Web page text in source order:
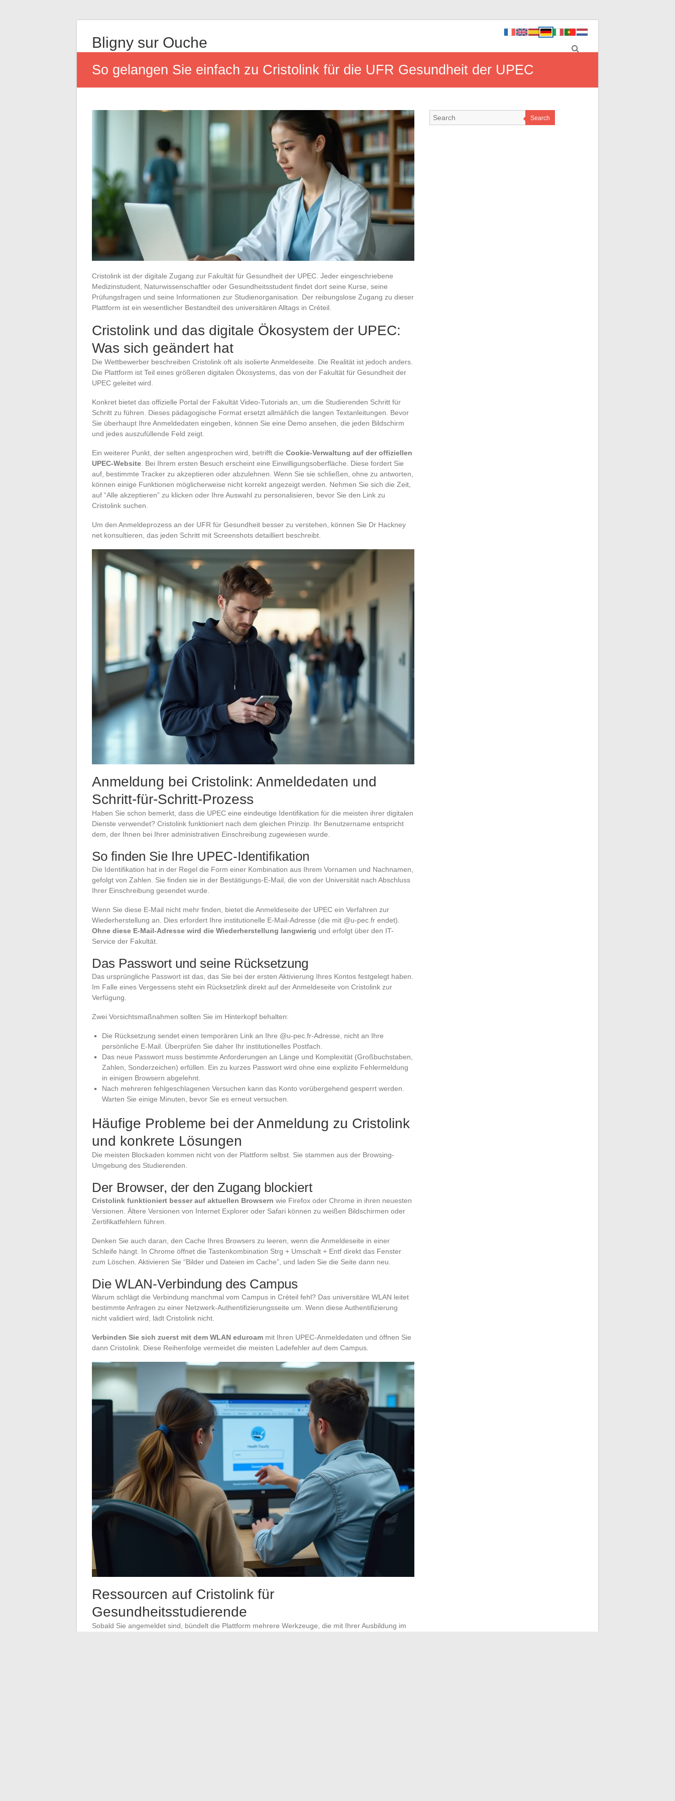
Bligny sur Ouche
So gelangen Sie einfach zu Cristolink für die UFR Gesundheit der UPEC
Cristolink ist der digitale Zugang zur Fakultät für Gesundheit der UPEC. Jeder eingeschriebene
Medizinstudent, Naturwissenschaftler oder Gesundheitsstudent findet dort seine Kurse, seine
Prüfungsfragen und seine Informationen zur Studienorganisation. Der reibungslose Zugang zu dieser
Plattform ist ein wesentlicher Bestandteil des universitären Alltags in Créteil.
Cristolink und das digitale Ökosystem der UPEC:
Was sich geändert hat
Die Wettbewerber beschreiben Cristolink oft als isolierte Anmeldeseite. Die Realität ist jedoch anders.
Die Plattform ist Teil eines größeren digitalen Ökosystems, das von der Fakultät für Gesundheit der
UPEC geleitet wird.
Konkret bietet das offizielle Portal der Fakultät Video-Tutorials an, um die Studierenden Schritt für
Schritt zu führen. Dieses pädagogische Format ersetzt allmählich die langen Textanleitungen. Bevor
Sie überhaupt Ihre Anmeldedaten eingeben, können Sie eine Demo ansehen, die jeden Bildschirm
und jedes auszufüllende Feld zeigt.
Ein weiterer Punkt, der selten angesprochen wird, betrifft die Cookie-Verwaltung auf der offiziellen
UPEC-Website . Bei Ihrem ersten Besuch erscheint eine Einwilligungsoberfläche. Diese fordert Sie
auf, bestimmte Tracker zu akzeptieren oder abzulehnen. Wenn Sie sie schließen, ohne zu antworten,
können einige Funktionen möglicherweise nicht korrekt angezeigt werden. Nehmen Sie sich die Zeit,
auf “Alle akzeptieren” zu klicken oder Ihre Auswahl zu personalisieren, bevor Sie den Link zu
Cristolink suchen.
Um den Anmeldeprozess an der UFR für Gesundheit besser zu verstehen, können Sie Dr Hackney
net konsultieren, das jeden Schritt mit Screenshots detailliert beschreibt.
Anmeldung bei Cristolink: Anmeldedaten und
Schritt-für-Schritt-Prozess
Haben Sie schon bemerkt, dass die UPEC eine eindeutige Identifikation für die meisten ihrer digitalen
Dienste verwendet? Cristolink funktioniert nach dem gleichen Prinzip. Ihr Benutzername entspricht
dem, der Ihnen bei Ihrer administrativen Einschreibung zugewiesen wurde.
So finden Sie Ihre UPEC-Identifikation
Die Identifikation hat in der Regel die Form einer Kombination aus Ihrem Vornamen und Nachnamen,
gefolgt von Zahlen. Sie finden sie in der Bestätigungs-E-Mail, die von der Universität nach Abschluss
Ihrer Einschreibung gesendet wurde.
Wenn Sie diese E-Mail nicht mehr finden, bietet die Anmeldeseite der UPEC ein Verfahren zur
Wiederherstellung an. Dies erfordert Ihre institutionelle E-Mail-Adresse (die mit @u-pec.fr endet).
Ohne diese E-Mail-Adresse wird die Wiederherstellung langwierig und erfolgt über den IT-
Service der Fakultät.
Das Passwort und seine Rücksetzung
Das ursprüngliche Passwort ist das, das Sie bei der ersten Aktivierung Ihres Kontos festgelegt haben.
Im Falle eines Vergessens steht ein Rücksetzlink direkt auf der Anmeldeseite von Cristolink zur
Verfügung.
Zwei Vorsichtsmaßnahmen sollten Sie im Hinterkopf behalten:
Die Rücksetzung sendet einen temporären Link an Ihre @u-pec.fr-Adresse, nicht an Ihre
persönliche E-Mail. Überprüfen Sie daher Ihr institutionelles Postfach.
Das neue Passwort muss bestimmte Anforderungen an Länge und Komplexität (Großbuchstaben,
Zahlen, Sonderzeichen) erfüllen. Ein zu kurzes Passwort wird ohne eine explizite Fehlermeldung
in einigen Browsern abgelehnt.
Nach mehreren fehlgeschlagenen Versuchen kann das Konto vorübergehend gesperrt werden.
Warten Sie einige Minuten, bevor Sie es erneut versuchen.
Häufige Probleme bei der Anmeldung zu Cristolink
und konkrete Lösungen
Die meisten Blockaden kommen nicht von der Plattform selbst. Sie stammen aus der Browsing-
Umgebung des Studierenden.
Der Browser, der den Zugang blockiert
Cristolink funktioniert besser auf aktuellen Browsern wie Firefox oder Chrome in ihren neuesten
Versionen. Ältere Versionen von Internet Explorer oder Safari können zu weißen Bildschirmen oder
Zertifikatfehlern führen.
Denken Sie auch daran, den Cache Ihres Browsers zu leeren, wenn die Anmeldeseite in einer
Schleife hängt. In Chrome öffnet die Tastenkombination Strg + Umschalt + Entf direkt das Fenster
zum Löschen. Aktivieren Sie “Bilder und Dateien im Cache”, und laden Sie die Seite dann neu.
Die WLAN-Verbindung des Campus
Warum schlägt die Verbindung manchmal vom Campus in Créteil fehl? Das universitäre WLAN leitet
bestimmte Anfragen zu einer Netzwerk-Authentifizierungsseite um. Wenn diese Authentifizierung
nicht validiert wird, lädt Cristolink nicht.
Verbinden Sie sich zuerst mit dem WLAN eduroam mit Ihren UPEC-Anmeldedaten und öffnen Sie
dann Cristolink. Diese Reihenfolge vermeidet die meisten Ladefehler auf dem Campus.
Ressourcen auf Cristolink für
Gesundheitsstudierende
Sobald Sie angemeldet sind, bündelt die Plattform mehrere Werkzeuge, die mit Ihrer Ausbildung im
Search